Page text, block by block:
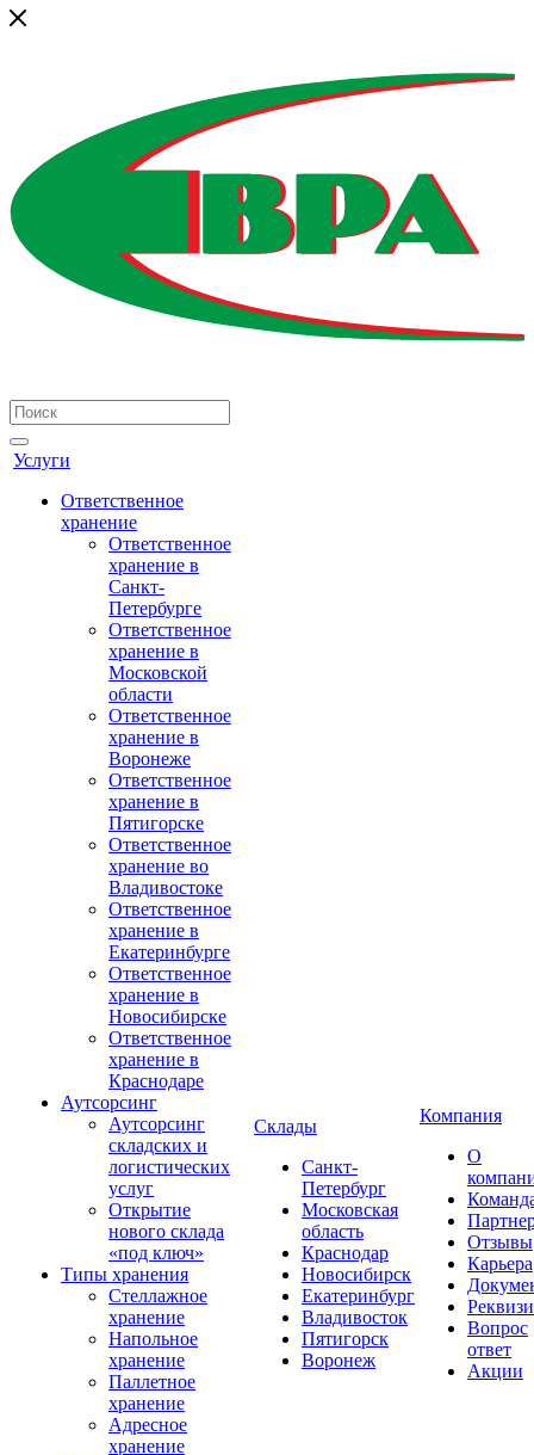
Услуги
Ответственное
хранение
Ответственное
хранение в
Санкт-
Петербурге
Ответственное
хранение в
Московской
области
Ответственное
хранение в
Воронеже
Ответственное
хранение в
Пятигорске
Ответственное
хранение во
Владивостоке
Ответственное
хранение в
Екатеринбурге
Ответственное
хранение в
Новосибирске
Ответственное
хранение в
Краснодаре
Аутсорсинг
Аутсорсинг
складских и
логистических
услуг
Открытие
нового склада
«под ключ»
Типы хранения
Стеллажное
хранение
Напольное
хранение
Паллетное
хранение
Адресное
хранение
Склады
Санкт-
Петербург
Московская
область
Краснодар
Новосибирск
Екатеринбург
Владивосток
Пятигорск
Воронеж
Компания
О
Отзывы
Карьера
Вопрос
ответ
Акции